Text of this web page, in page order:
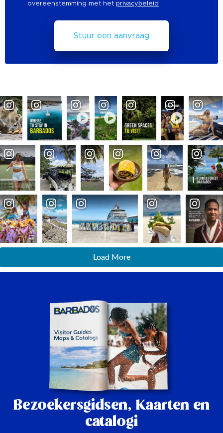
overeenstemming met het privacybeleid
Load More
Bezoekersgidsen, Kaarten en
catalogi